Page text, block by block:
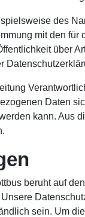
des
mit den
über
Daten
kann. Aus
beruht auf
sein. Um